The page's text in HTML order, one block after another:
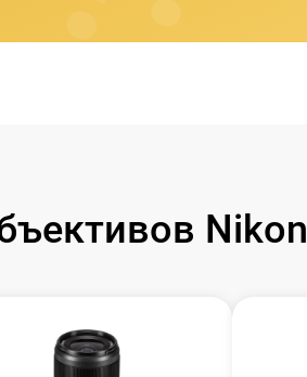
Nikon